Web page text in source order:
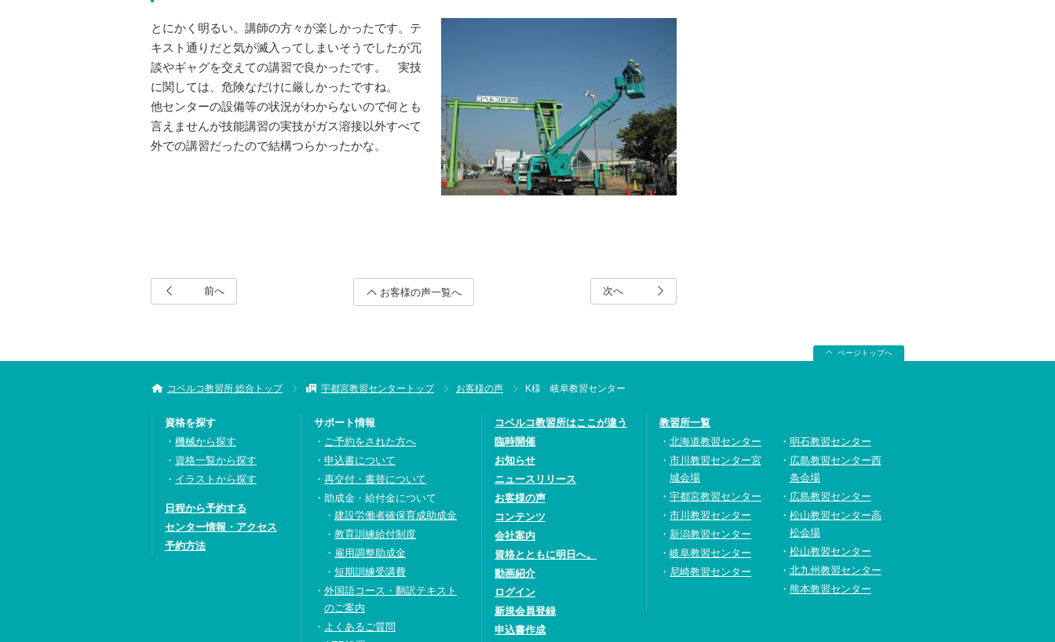
とにかく明るい。講師の方々が楽しかったです。テ
キスト通りだと気が滅入ってしまいそうでしたが冗
談やギャグを交えての講習で良かったです。 実技
に関しては、危険なだけに厳しかったですね。
他センターの設備等の状況がわからないので何とも
言えませんが技能講習の実技がガス溶接以外すべて
外での講習だったので結構つらかったかな。
前へ お客様の声一覧へ 次へ
ページトップへ
コベルコ教習所 総合トップ 宇都宮教習センタートップ お客様の声 K様 岐阜教習センター
資格を探す
機械から探す
資格一覧から探す
イラストから探す
日程から予約する
センター情報・アクセス
予約方法
サポート情報
ご予約をされた方へ
申込書について
再交付・書替について
助成金・給付金について
建設労働者確保育成助成金
教育訓練給付制度
雇用調整助成金
短期訓練受講費
外国語コース・翻訳テキスト
のご案内
よくあるご質問
コベルコ教習所はここが違う
臨時開催
お知らせ
ニュースリリース
お客様の声
コンテンツ
会社案内
資格とともに明日へ。
動画紹介
ログイン
新規会員登録
申込書作成
教習所一覧
北海道教習センター
市川教習センター宮
城会場
宇都宮教習センター
市川教習センター
新潟教習センター
岐阜教習センター
尼崎教習センター
明石教習センター
広島教習センター西
条会場
広島教習センター
松山教習センター高
松会場
松山教習センター
北九州教習センター
熊本教習センター